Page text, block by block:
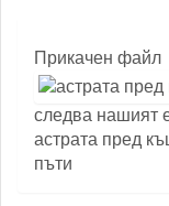
Прикачен файл
следва нашият
астрата пред
пъти